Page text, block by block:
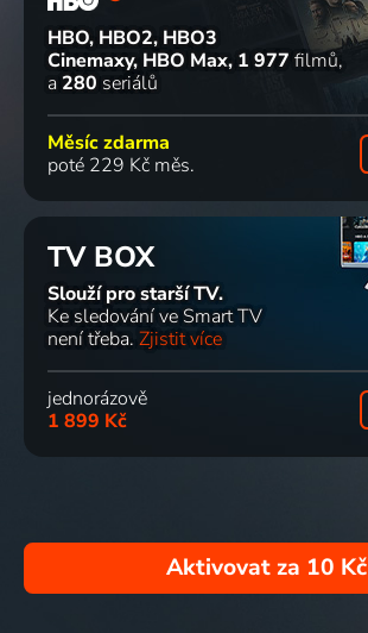
HBO, HBO2, HBO3
Cinemaxy, HBO Max 1 977 filmů
a 280 seriálů
Měsíc zdarma
poté 229 Kč měs.
TV BOX
Slouží pro starší TV.
Ke sledování ve Smart TV
není třeba. Zjistit více
jednorázově
1 899 Kč
Aktivovat za 10 Kč